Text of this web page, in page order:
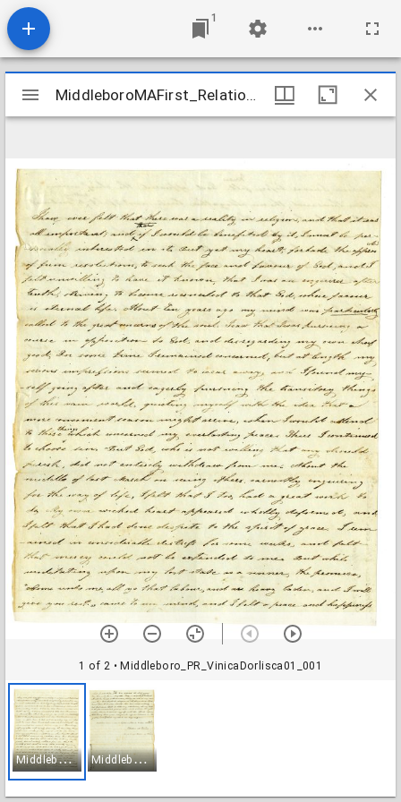
1
Mirador
viewer
MiddleboroMAFirst_Relations_VinicaDorlisca_1840
1 of 2 • Middleboro_PR_VinicaDorlisca01_001
M
iddleboro_PR_VinicaDorlisca01_001 M
iddleboro_PR_VinicaDorlisca01_002